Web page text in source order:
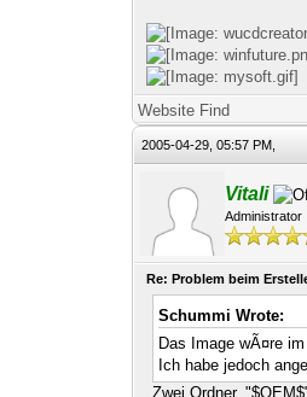
Website Find
2005-04-29, 05:57 PM,
Vitali
Administrator
Re: Problem beim
Schummi Wrote:
Das Image wÃ¤re
Ich habe jedoch
Zwei Ordner,